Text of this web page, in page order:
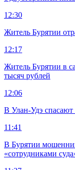
12:30
Житель Бурятии
12:17
Житель Бурятии в
тысяч рублей
12:06
В Улан-Удэ
11:41
В Бурятии
«сотрудниками